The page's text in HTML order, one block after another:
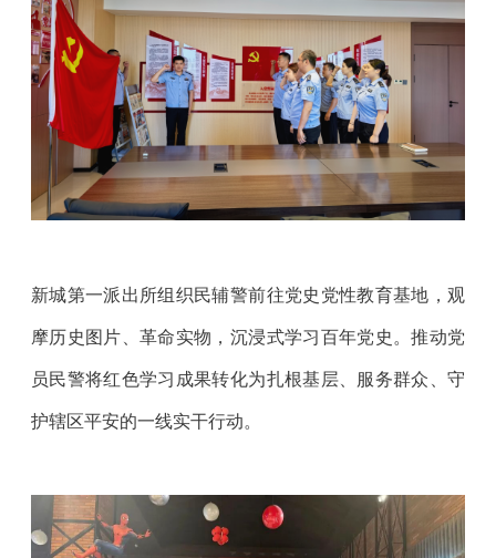
新城第一派出所组织民辅警前往党史党性教育基地，观
摩历史图片、革命实物，沉浸式学习百年党史。推动党
员民警将红色学习成果转化为扎根基层、服务群众、守
护辖区平安的一线实干行动。